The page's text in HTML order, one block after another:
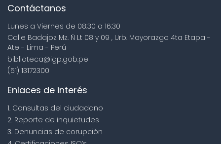
Contáctanos
Lunes a Viernes de 08:30 a 16:30
Calle Badajoz Mz. Ñ Lt 08 y 09 , Urb. Mayorazgo 4ta Etapa -
Ate - Lima - Perú
biblioteca@igp.gob.pe
(51) 13172300
Enlaces de interés
1. Consultas del ciudadano
2. Reporte de inquietudes
3. Denuncias de corupción